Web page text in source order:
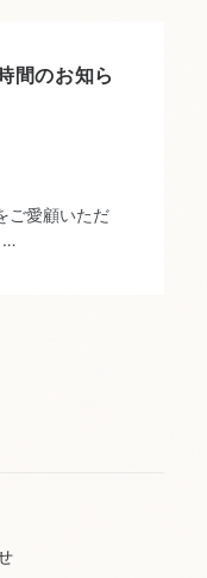
間のお知ら
ご愛顧いただ
…